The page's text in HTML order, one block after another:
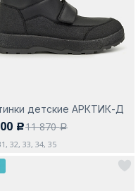
детские АРКТИК-Д
c11 870a
32, 33, 34, 35